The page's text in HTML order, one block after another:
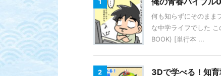
1
何も知らずにそのまま
な中学ライフでした
BOOK) [単行本 ...
2 3Dで学べる！知